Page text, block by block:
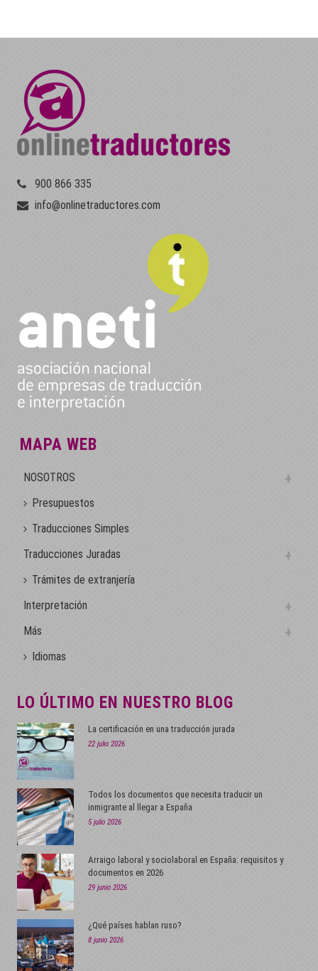
900 866 335
info@onlinetraductores.com
MAPA WEB
NOSOTROS
Presupuestos
Traducciones Simples
Traducciones Juradas
Trámites de extranjería
Interpretación
Más
Idiomas
LO ÚLTIMO EN NUESTRO BLOG
La certificación en una traducción jurada
22 julio 2026
Todos los documentos que necesita traducir un
inmigrante al llegar a España
5 julio 2026
Arraigo laboral y sociolaboral en España: requisitos y
documentos en 2026
29 junio 2026
¿Qué países hablan ruso?
8 junio 2026